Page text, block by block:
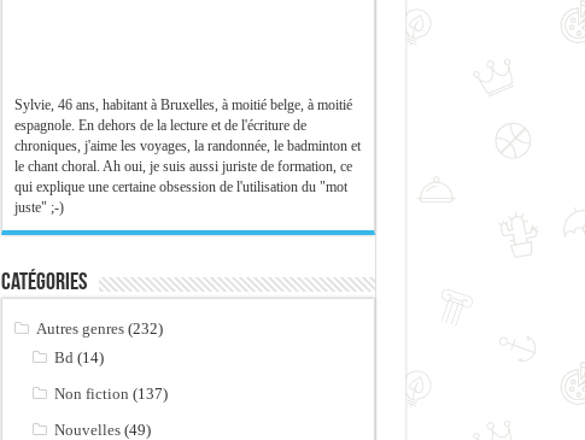
Sylvie, 46 ans, habitant à Bruxelles, à moitié belge, à moitié
espagnole. En dehors de la lecture et de l'écriture de
chroniques, j'aime les voyages, la randonnée, le badminton et
le chant choral. Ah oui, je suis aussi juriste de formation, ce
qui explique une certaine obsession de l'utilisation du "mot
juste" ;-)
Catégories
Autres genres (232)
Bd (14)
Non fiction (137)
Nouvelles (49)